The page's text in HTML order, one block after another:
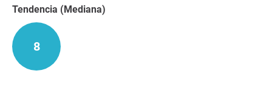
Tendencia (Mediana)
8